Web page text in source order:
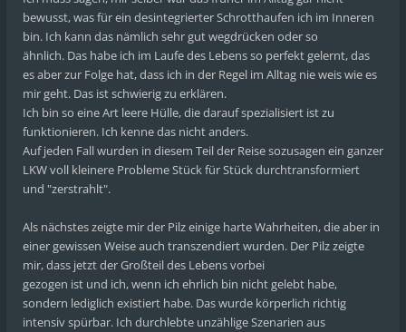
bewusst, was für ein desintegrierter Schrotthaufen ich im Inneren
bin. Ich kann das nämlich sehr gut wegdrücken oder so
ähnlich. Das habe ich im Laufe des Lebens so perfekt gelernt, das
es aber zur Folge hat, dass ich in der Regel im Alltag nie weis wie es
mir geht. Das ist schwierig zu erklären.
Ich bin so eine Art leere Hülle, die darauf spezialisiert ist zu
funktionieren. Ich kenne das nicht anders.
Auf jeden Fall wurden in diesem Teil der Reise sozusagen ein ganzer
LKW voll kleinere Probleme Stück für Stück durchtransformiert
und "zerstrahlt".
Als nächstes zeigte mir der Pilz einige harte Wahrheiten, die aber in
einer gewissen Weise auch transzendiert wurden. Der Pilz zeigte
mir, dass jetzt der Großteil des Lebens vorbei
gezogen ist und ich, wenn ich ehrlich bin nicht gelebt habe,
sondern lediglich existiert habe. Das wurde körperlich richtig
intensiv spürbar. Ich durchlebte unzählige Szenarien aus